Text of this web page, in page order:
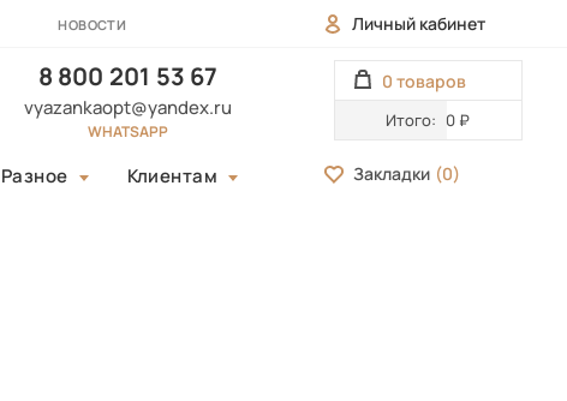
НОВОСТИ Личный кабинет
8 800 201 53 67
vyazankaopt@yandex.ru
WHATSAPP
0 товаров
Итого: 0 ₽
Разное Клиентам Закладки (0)